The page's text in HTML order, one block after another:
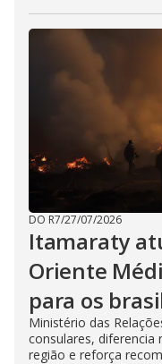
DO R7/27/07/2026
Itamaraty
Oriente
para os
Ministério das
consulares, diferencia
região e reforça